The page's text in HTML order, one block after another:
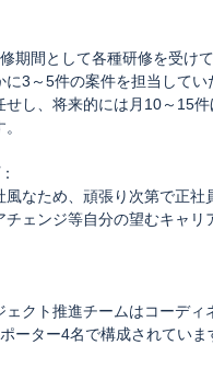
期間として各種研修を受け
3～5件の案件を担当してい
せし、将来的には月10～15
風なため、頑張り次第で正社
チェンジ等自分の望むキャリ
ェクト推進チームはコーディ
ーター4名で構成されていま